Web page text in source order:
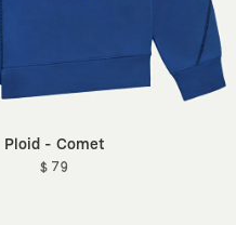
Ploid - Comet
$ 79